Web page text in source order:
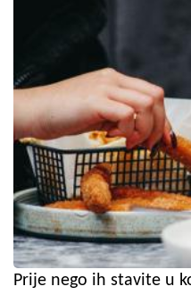
Prije nego ih stavite u